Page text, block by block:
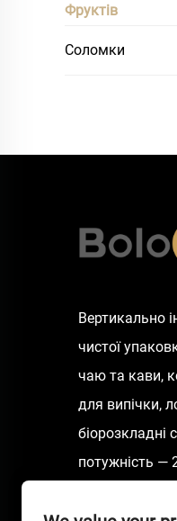
Фруктів
Соломки
Вертикально
чистої
чаю та кави,
для випічки,
біорозкладні
потужність —